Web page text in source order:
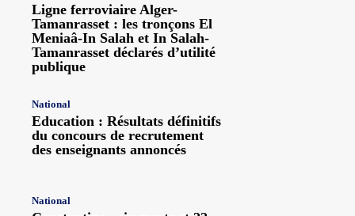
Ligne ferroviaire Alger-
Tamanrasset : les tronçons El
Meniaâ-In Salah et In Salah-
Tamanrasset déclarés d’utilité
publique
National
Education : Résultats définitifs
du concours de recrutement
des enseignants annoncés
National